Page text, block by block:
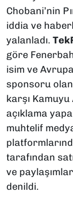
Chobani’nin
iddia ve
yalanladı.
göre
isim ve
sponsoru
karşı
açıklama
muhtelif
tarafından
ve
denildi.